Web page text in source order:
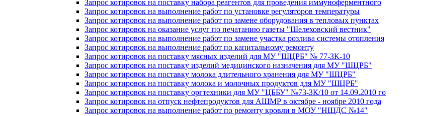
Запрос котировок на поставку набора реагентов для проведения иммуноферментного
Запрос котировок на выполнение работ по установке регуляторов температуры
Запрос котировок на выполнение работ по замене оборудования в тепловых пунктах
Запрос котировок на оказание услуг по печатанию газеты "Шелеховский вестник"
Запрос котировок на выполнение работ по замене участка розлива системы отопления
Запрос котировок на выполнение работ по капитальному ремонту
Запрос котировок на поставку мясных изделий для МУ "ШЦРБ" № 77-ЗК-10
Запрос котировок на поставку изделий медицинского назначения для МУ "ШЦРБ"
Запрос котировок на поставку молока длительного хранения для МУ "ШЦРБ"
Запрос котировок на поставку молока и молочных продуктов для МУ "ШЦРБ"
Запрос котировок на поставку оргтехники для МУ "ЦББУ" №73-ЗК/10 от 14.09.2010 го
Запрос котировок на отпуск нефтепродуктов для АШМР в октябре - ноябре 2010 года
Запрос котировок на выполнение работ по ремонту кровли в МОУ "НШДС №14"